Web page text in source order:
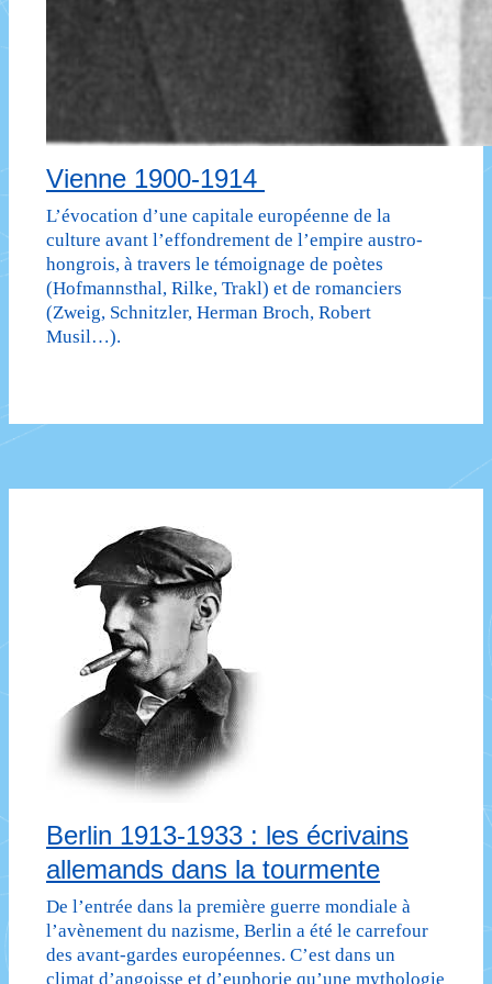
Vienne 1900-1914
L’évocation d’une capitale européenne de la
culture avant l’effondrement de l’empire austro-
hongrois, à travers le témoignage de poètes
(Hofmannsthal, Rilke, Trakl) et de romanciers
(Zweig, Schnitzler, Herman Broch, Robert
Musil…).
Berlin 1913-1933 : les écrivains
allemands dans la tourmente
De l’entrée dans la première guerre mondiale à
l’avènement du nazisme, Berlin a été le carrefour
des avant-gardes européennes. C’est dans un
climat d’angoisse et d’euphorie qu’une mythologie